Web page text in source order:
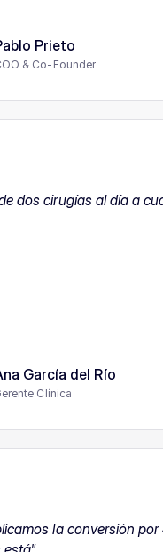
Prieto
& Co-Founder
dos cirugías al día a
García del Río
Clínica
la conversión